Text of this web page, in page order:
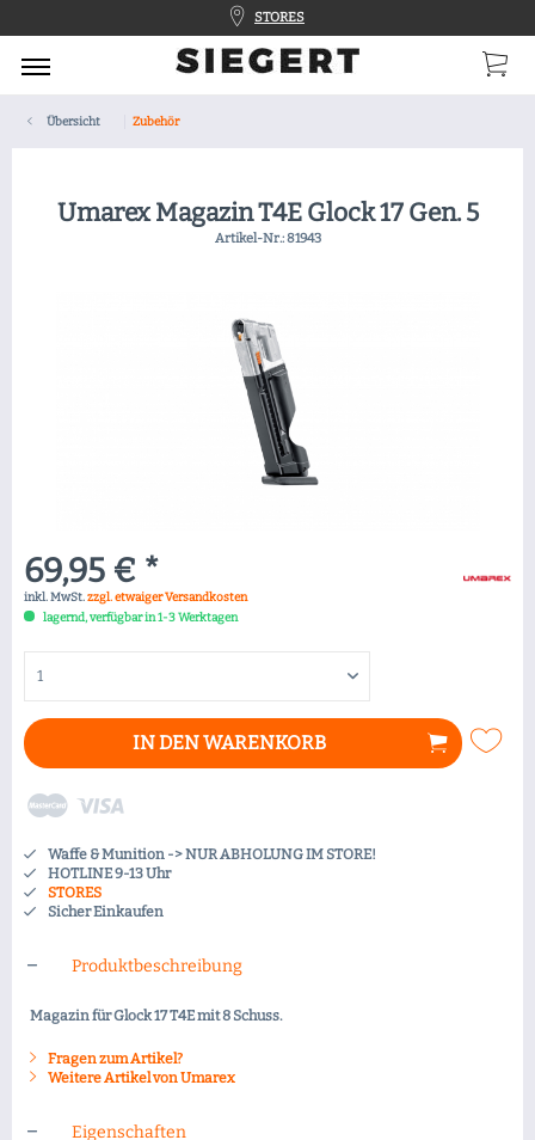
STORES
Übersicht Zubehör
Umarex Magazin T4E Glock 17 Gen. 5
Artikel-Nr.:81943
69,95 € *
inkl. MwSt.zzgl. etwaiger Versandkosten
lagernd, verfügbar in 1-3 Werktagen
IN DENWARENKORB
Waffe & Munition -> NUR ABHOLUNG IM STORE!
HOTLINE 9-13 Uhr
STORES
Sicher Einkaufen
Produktbeschreibung
Magazin für Glock 17 T4E mit 8 Schuss.
Fragen zum Artikel?
Weitere Artikel von Umarex
Eigenschaften